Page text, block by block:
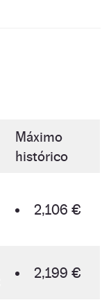
Máximo
histórico
2,106 €
2,199 €